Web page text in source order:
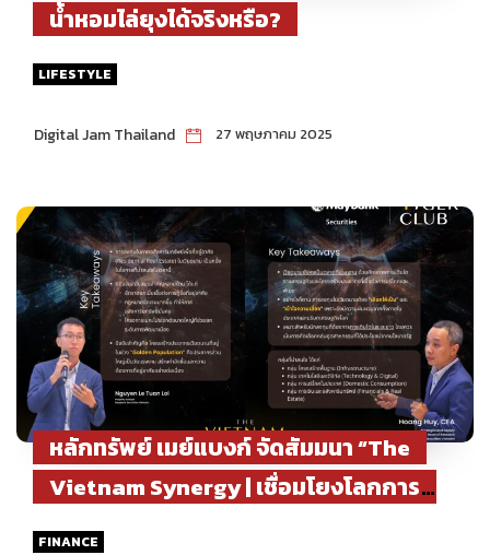
น้ำหอมไล่ยุงได้จริงหรือ?
LIFESTYLE
Digital Jam Thailand 27 พฤษภาคม 2025
หลักทรัพย์ เมย์แบงก์ จัดสัมมนา “The
Vietnam Synergy | เชื่อมโยงโลกการ
ลงทุนไทย-เวียดนาม”นักวิเคราะห์ร่วมเจาะ
FINANCE